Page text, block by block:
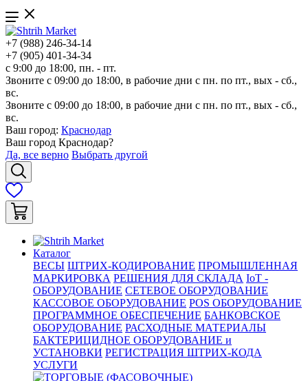
+7 (988) 246-34-14
+7 (905) 401-34-34
с 9:00 до 18:00, пн. - пт.
Звоните с 09:00 до 18:00, в рабочие дни с пн. по пт., вых - сб.,
вс.
Звоните с 09:00 до 18:00, в рабочие дни с пн. по пт., вых - сб.,
вс.
Ваш город: Краснодар
Ваш город Краснодар?
Да, все верно Выбрать другой
Каталог
ВЕСЫ ШТРИХ-КОДИРОВАНИЕ ПРОМЫШЛЕННАЯ
МАРКИРОВКА РЕШЕНИЯ ДЛЯ СКЛАДА IoT -
ОБОРУДОВАНИЕ СЕТЕВОЕ ОБОРУДОВАНИЕ
КАССОВОЕ ОБОРУДОВАНИЕ POS ОБОРУДОВАНИЕ
ПРОГРАММНОЕ ОБЕСПЕЧЕНИЕ БАНКОВСКОЕ
ОБОРУДОВАНИЕ РАСХОДНЫЕ МАТЕРИАЛЫ
БАКТЕРИЦИДНОЕ ОБОРУДОВАНИЕ и
УСТАНОВКИ РЕГИСТРАЦИЯ ШТРИХ-КОДА
УСЛУГИ